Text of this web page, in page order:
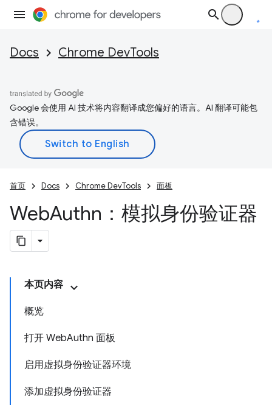
Docs Chrome DevTools
Google 会使用 AI 技术将内容翻译成您偏好的语言。AI 翻译可能包
含错误。
首页 Docs Chrome DevTools 面板
WebAuthn：模拟身份验证器
本页内容
概览
打开 WebAuthn 面板
启用虚拟身份验证器环境
添加虚拟身份验证器